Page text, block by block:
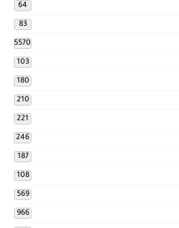
64
83
5570
103
180
210
221
246
187
108
569
966